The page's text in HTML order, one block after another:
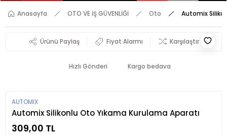
Anasayfa OTO VE İŞ GÜVENLİĞİ Oto Automix
Ürünü Paylaş Fiyat Alarmı Karşılaştır
Hızlı Gönderi Kargo bedava
AUTOMİX
Automix Silikonlu Oto Yıkama Kurulama Aparatı
309,00 TL